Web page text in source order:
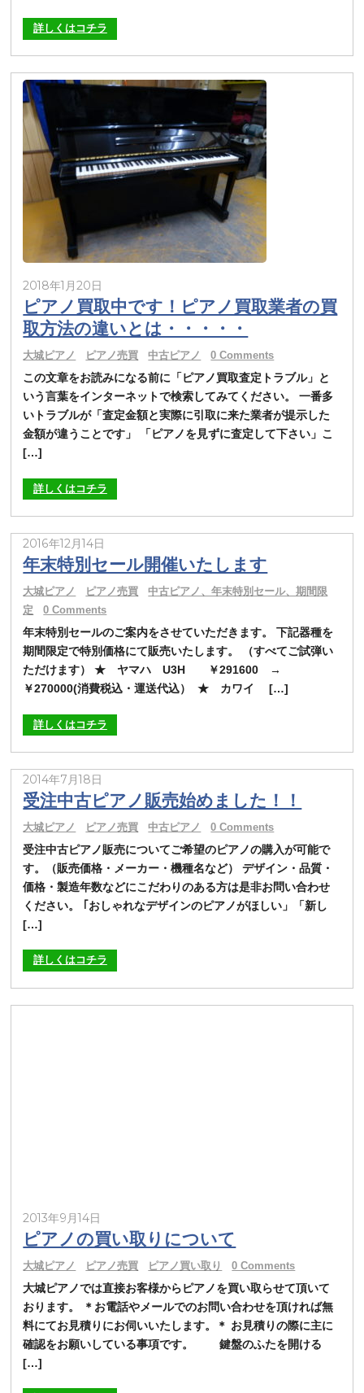
詳しくはコチラ
2018年1月20日
ピアノ買取中です！ピアノ買取業者の買
取方法の違いとは・・・・・
大城ピアノ ピアノ売買 中古ピアノ 0 Comments
この文章をお読みになる前に「ピアノ買取査定トラブル」と
いう言葉をインターネットで検索してみてください。 一番多
いトラブルが「査定金額と実際に引取に来た業者が提示した
金額が違うことです」 「ピアノを見ずに査定して下さい」こ
[…]
詳しくはコチラ
2016年12月14日
年末特別セール開催いたします
大城ピアノ ピアノ売買
中古ピアノ、年末特別セール、期間限
定
0 Comments
年末特別セールのご案内をさせていただきます。 下記器種を
期間限定で特別価格にて販売いたします。 （すべてご試弾い
ただけます） ★ ヤマハ U3H ￥291600 →
￥270000(消費税込・運送代込） ★ カワイ […]
詳しくはコチラ
2014年7月18日
受注中古ピアノ販売始めました！！
大城ピアノ ピアノ売買 中古ピアノ 0 Comments
受注中古ピアノ販売についてご希望のピアノの購入が可能で
す。（販売価格・メーカー・機種名など） デザイン・品質・
価格・製造年数などにこだわりのある方は是非お問い合わせ
ください。 ｢おしゃれなデザインのピアノがほしい」「新し
[…]
詳しくはコチラ
2013年9月14日
ピアノの買い取りについて
大城ピアノ ピアノ売買 ピアノ買い取り 0 Comments
大城ピアノでは直接お客様からピアノを買い取らせて頂いて
おります。 ＊お電話やメールでのお問い合わせを頂ければ無
料にてお見積りにお伺いいたします。＊ お見積りの際に主に
確認をお願いしている事項です。 鍵盤のふたを開ける
[…]